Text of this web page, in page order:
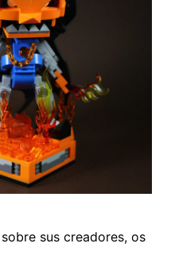
sus creadores, os